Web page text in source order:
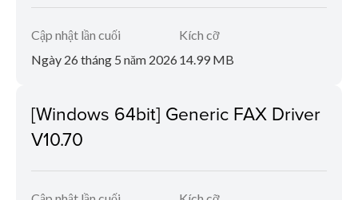
Cập nhật lần cuối
Ngày 26 tháng 5 năm 2026
Kích cỡ
14.99 MB
[Windows 64bit] Generic FAX Driver
V10.70